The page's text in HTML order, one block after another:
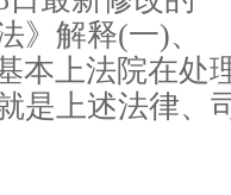
》解释(一)、
本上法院在处
是上述法律、